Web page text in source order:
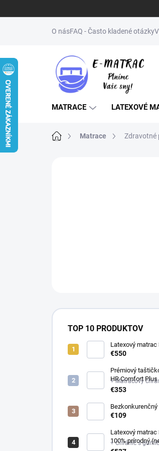
O násFAQ - Často kladené otázky
MATRACE LATEXOVÉ
DomovMatrace Zdravotné
TOP 10 PRODUKTOV
Latexový matrac
prírodný
€550
Prémiový
HR Comfort Plus
+ Matracový
€353
matrac Optima
€109
Latexový matrac
100% prírodný
+ Chránič s